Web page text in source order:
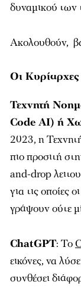
δυναμικού των
Ακολουθούν,
Οι
Τεχνητή
Code AI) ή
2023, η
πιο προσιτή
and-drop
για τις οποίες
γράψουν ούτε
ChatGPT: Το
εικόνες, να
συνθέσει